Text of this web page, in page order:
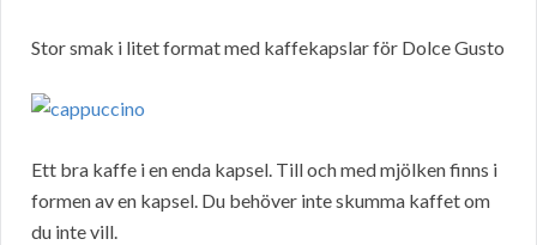
Stor smak i litet format med kaffekapslar för Dolce Gusto
Ett bra kaffe i en enda kapsel. Till och med mjölken finns i
formen av en kapsel. Du behöver inte skumma kaffet om
du inte vill.